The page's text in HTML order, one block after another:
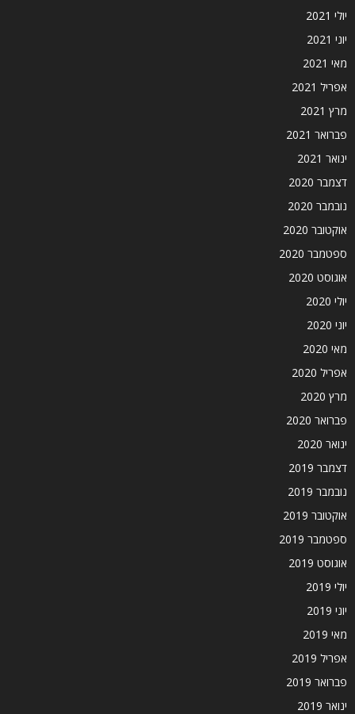
יולי 2021
יוני 2021
מאי 2021
אפריל 2021
מרץ 2021
פברואר 2021
ינואר 2021
דצמבר 2020
נובמבר 2020
אוקטובר 2020
ספטמבר 2020
אוגוסט 2020
יולי 2020
יוני 2020
מאי 2020
אפריל 2020
מרץ 2020
פברואר 2020
ינואר 2020
דצמבר 2019
נובמבר 2019
אוקטובר 2019
ספטמבר 2019
אוגוסט 2019
יולי 2019
יוני 2019
מאי 2019
אפריל 2019
פברואר 2019
ינואר 2019